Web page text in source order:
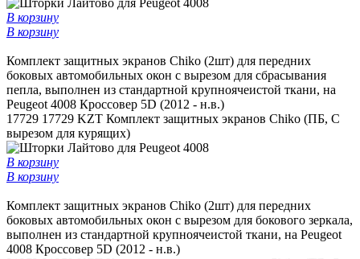
В корзину
В корзину
Комплект защитных экранов Chiko (2шт) для передних
боковых автомобильных окон c вырезом для сбрасывания
пепла, выполнен из стандартной крупноячеистой ткани, на
Peugeot 4008 Кроссовер 5D (2012 - н.в.)
17729 17729 KZT Комплект защитных экранов Chiko (ПБ, С
вырезом для курящих)
В корзину
В корзину
Комплект защитных экранов Chiko (2шт) для передних
боковых автомобильных окон с вырезом для бокового зеркала,
выполнен из стандартной крупноячеистой ткани, на Peugeot
4008 Кроссовер 5D (2012 - н.в.)